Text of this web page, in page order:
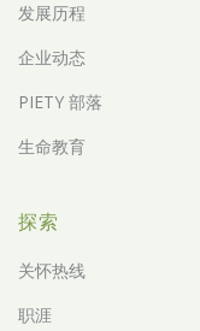
发展历程
企业动态
PIETY 部落
生命教育
探索
关怀热线
职涯